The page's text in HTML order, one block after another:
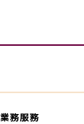
業務服務